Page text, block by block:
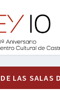
LAS SALAS